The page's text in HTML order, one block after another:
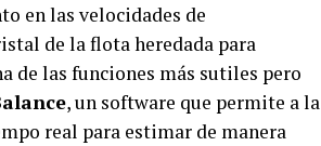
en las velocidades de
de la flota heredada para
de las funciones más sutiles pero
, un software que permite a la
real para estimar de manera